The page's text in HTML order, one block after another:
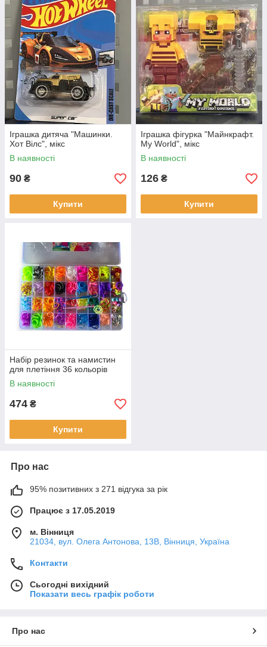
Іграшка дитяча "Машинки.
Хот Вілс", мікс
В наявності
90 ₴
Купити
Іграшка фігурка "Майнкрафт.
My World", мікс
В наявності
126 ₴
Купити
Набір резинок та намистин
для плетіння 36 кольорів
В наявності
474 ₴
Купити
Про нас
95% позитивних з 271 відгука за рік
Працює з 17.05.2019
м. Вінниця
21034, вул. Олега Антонова, 13В, Вінниця, Україна
Контакти
Сьогодні вихідний
Показати весь графік роботи
Про нас